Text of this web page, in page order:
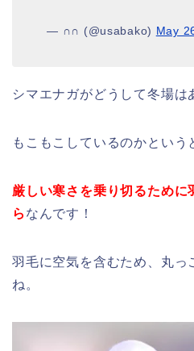
— ∩∩ (@usabako) May
シマエナガがどうして冬場は
もこもこしているのかという
厳しい寒さを乗り切るために
ら なんです！
羽毛に空気を含むため、丸っ
ね。